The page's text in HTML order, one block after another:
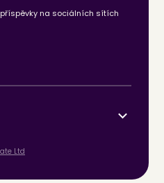
na sociálních sítích
Ltd